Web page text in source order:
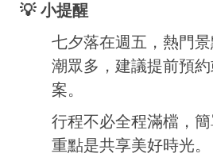
💡 小提醒
七夕落在週五，熱門
潮眾多，建議提前預
案。
行程不必全程滿檔，簡
重點是共享美好時光。